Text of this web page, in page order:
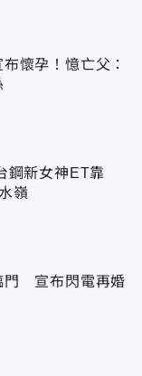
懷孕！憶亡父：
鋼新女神ET靠
嶺
門 宣布閃電再婚